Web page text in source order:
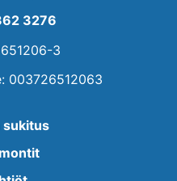
3276
3
003726512063
sukitus